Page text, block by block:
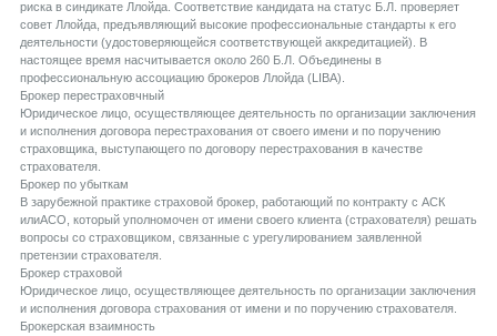
риска в синдикате Ллойда. Соответствие кандидата на статус Б.Л. проверяет
совет Ллойда, предъявляющий высокие профессиональные стандарты к его
деятельности (удостоверяющейся соответствующей аккредитацией). В
настоящее время насчитывается около 260 Б.Л. Объединены в
профессиональную ассоциацию брокеров Ллойда (LIBA).
Брокер перестраховчный
Юридическое лицо, осуществляющее деятельность по организации заключения
и исполнения договора перестрахования от своего имени и по поручению
страховщика, выступающего по договору перестрахования в качестве
страхователя.
Брокер по убыткам
В зарубежной практике страховой брокер, работающий по контракту с АСК
илиАСО, который уполномочен от имени своего клиента (страхователя) решать
вопросы со страховщиком, связанные с урегулированием заявленной
претензии страхователя.
Брокер страховой
Юридическое лицо, осуществляющее деятельность по организации заключения
и исполнения договора страхования от имени и по поручению страхователя.
Брокерская взаимность